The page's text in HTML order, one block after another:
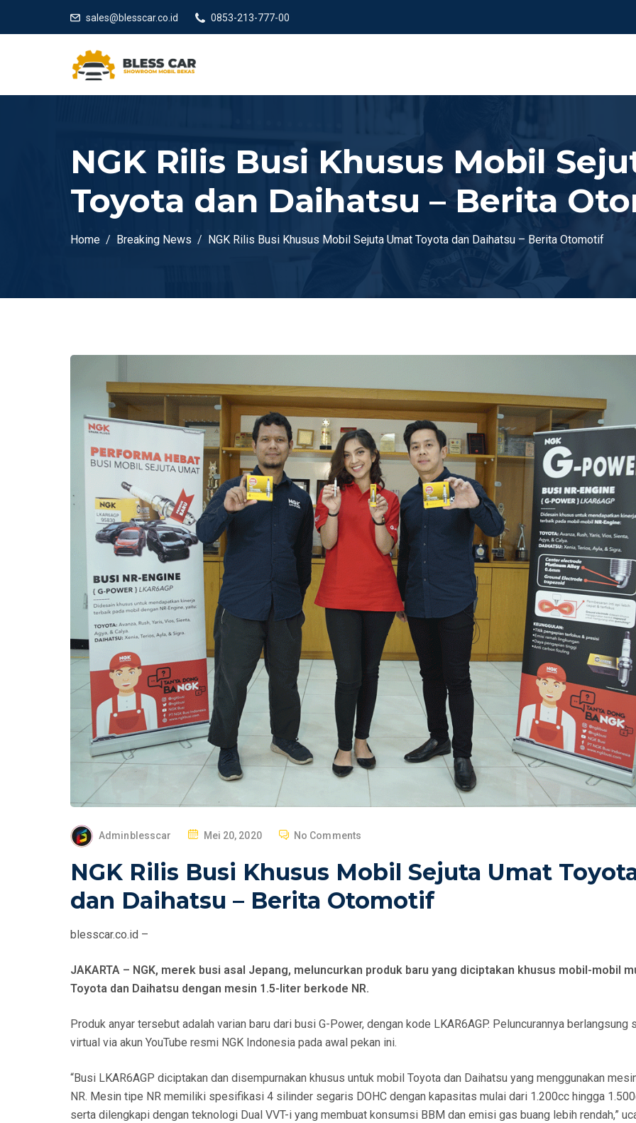
sales@blesscar.co.id 0853-213-777-00
NGK Rilis Busi Khusus Mobil
Toyota dan Daihatsu – Berita
Home Breaking News NGK Rilis Busi Khusus Mobil Sejuta Umat Toyota dan Daihatsu – Berita Otomotif
Adminblesscar
P
S
E
Mei 20, 2020 No Comments
NGK Rilis Busi Khusus Mobil Sejuta Umat
dan Daihatsu – Berita Otomotif
blesscar.co.id –
JAKARTA – NGK, merek busi asal Jepang, meluncurkan produk baru yang diciptakan khusus mobil-mobil
Toyota dan Daihatsu dengan mesin 1.5-liter berkode NR.
Produk anyar tersebut adalah varian baru dari busi G-Power, dengan kode LKAR6AGP. Peluncurannya berlangsung
virtual via akun YouTube resmi NGK Indonesia pada awal pekan ini.
“Busi LKAR6AGP diciptakan dan disempurnakan khusus untuk mobil Toyota dan Daihatsu yang menggunakan
NR. Mesin tipe NR memiliki spesifikasi 4 silinder segaris DOHC dengan kapasitas mulai dari 1.200cc hingga
serta dilengkapi dengan teknologi Dual VVT-i yang membuat konsumsi BBM dan emisi gas buang lebih rendah,”